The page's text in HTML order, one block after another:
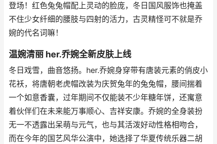
登场！红色兔兔帽配上灵动的脸庞，冬日国风服饰也掩盖
不住少女纤细的腰肢与四射的活力，古灵精怪可不就是乔
婉的代名词嘛！
温婉清丽 her.乔婉全新皮肤上线
冬日戏雪，曲音悠扬。her.乔婉身穿带有唐装元素的俏皮小
花袄，将唐朝老虎帽改装为庆贺兔年的兔兔帽，腰间揣着
一个如意香囊，过年期间不仅能装不少年糖年饼，还寓意
着伙伴们在未来能万事顺心、吉祥安康。乔婉的全身装扮
无一不透露出呆萌与元气，也与其活泼好动性格相吻合，
而在今年的国艺风华公演中，她选择了华夏传统乐器二胡